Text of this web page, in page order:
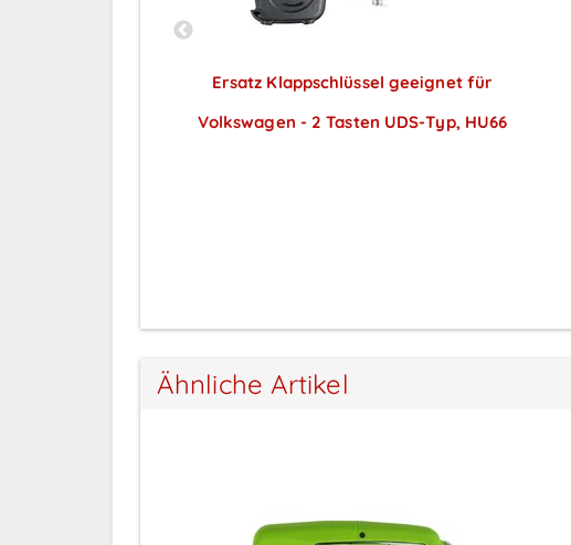
Ersatz Klappschlüssel geeignet für
Volkswagen - 2 Tasten UDS-Typ, HU66
Ähnliche Artikel